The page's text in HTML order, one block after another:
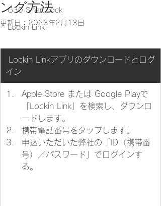
G30 Smart Lock
Lockin Link
ング方法
更新日： 2023年2月13日
イン
Apple Store または Google Playで
「Lockin Link」を検索し、ダウンロ
ードします。
携帯電話番号をタップします。
申込いただいた弊社の「ID（携帯番
号）／パスワード」でログインす
る。